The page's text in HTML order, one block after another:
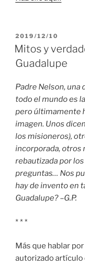
PUBLICADO
EL
2019/12/10
Mitos y
Guadalupe
Padre Nelson, una
todo el mundo es
pero últimamente
imagen. Unos
los misioneros),
incorporada, otros
rebautizada por
preguntas… Nos
hay de invento en
Guadalupe? –G.P.
* * *
Más que hablar
autorizado artículo